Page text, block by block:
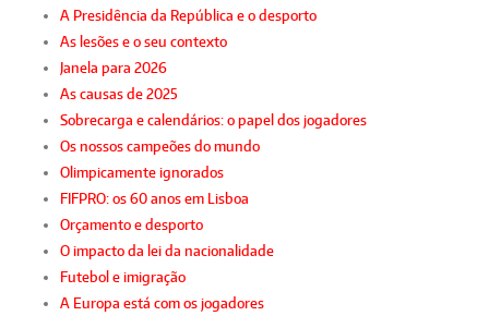
A Presidência da República e o desporto
As lesões e o seu contexto
Janela para 2026
As causas de 2025
Sobrecarga e calendários: o papel dos jogadores
Os nossos campeões do mundo
Olimpicamente ignorados
FIFPRO: os 60 anos em Lisboa
Orçamento e desporto
O impacto da lei da nacionalidade
Futebol e imigração
A Europa está com os jogadores